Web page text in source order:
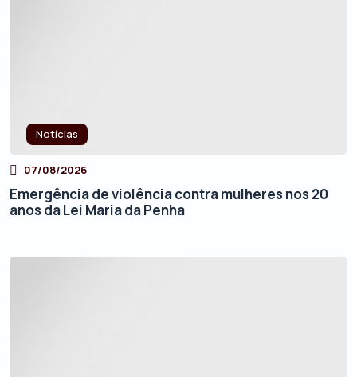
Notícias
07/08/2026
Emergência de violência contra mulheres nos 20
anos da Lei Maria da Penha